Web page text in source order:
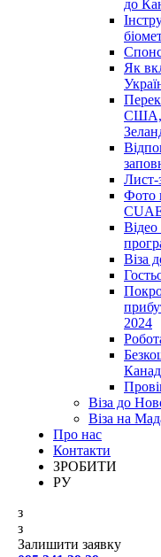
до
Як
США,
Лист-
Фото
Відео
Віза
2024
Віза до
Віза на
Про нас
Контакти
ЗРОБИТИ
РУ
з
з
Залишити заявку